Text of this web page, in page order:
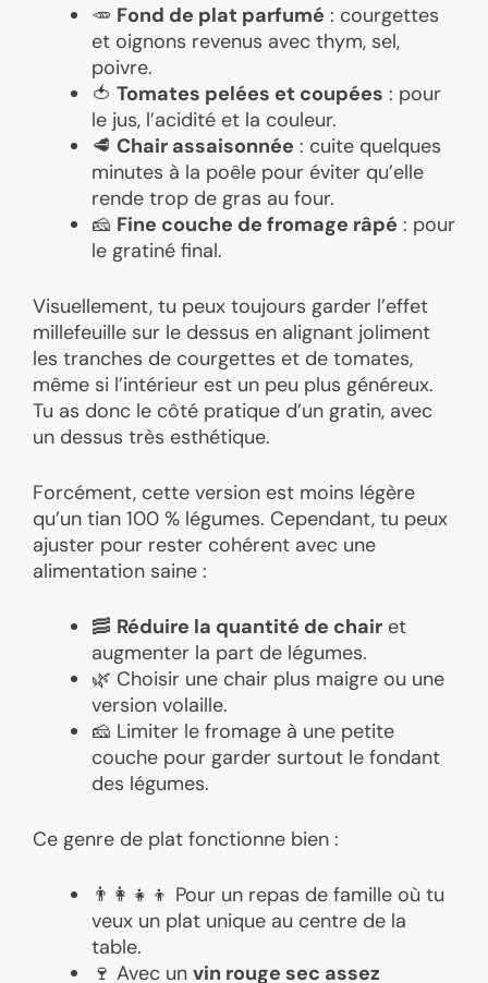
🥕 Fond de plat parfumé : courgettes
et oignons revenus avec thym, sel,
poivre.
🍅 Tomates pelées et coupées : pour
le jus, l’acidité et la couleur.
🥩 Chair assaisonnée : cuite quelques
minutes à la poêle pour éviter qu’elle
rende trop de gras au four.
🧀 Fine couche de fromage râpé : pour
le gratiné final.
Visuellement, tu peux toujours garder l’effet
millefeuille sur le dessus en alignant joliment
les tranches de courgettes et de tomates,
même si l’intérieur est un peu plus généreux.
Tu as donc le côté pratique d’un gratin, avec
un dessus très esthétique.
Forcément, cette version est moins légère
qu’un tian 100 % légumes. Cependant, tu peux
ajuster pour rester cohérent avec une
alimentation saine :
🥓 Réduire la quantité de chair et
augmenter la part de légumes.
🌿 Choisir une chair plus maigre ou une
version volaille.
🧀 Limiter le fromage à une petite
couche pour garder surtout le fondant
des légumes.
Ce genre de plat fonctionne bien :
👨‍👩‍👧‍👦 Pour un repas de famille où tu
veux un plat unique au centre de la
table.
🍷 Avec un vin rouge sec assez